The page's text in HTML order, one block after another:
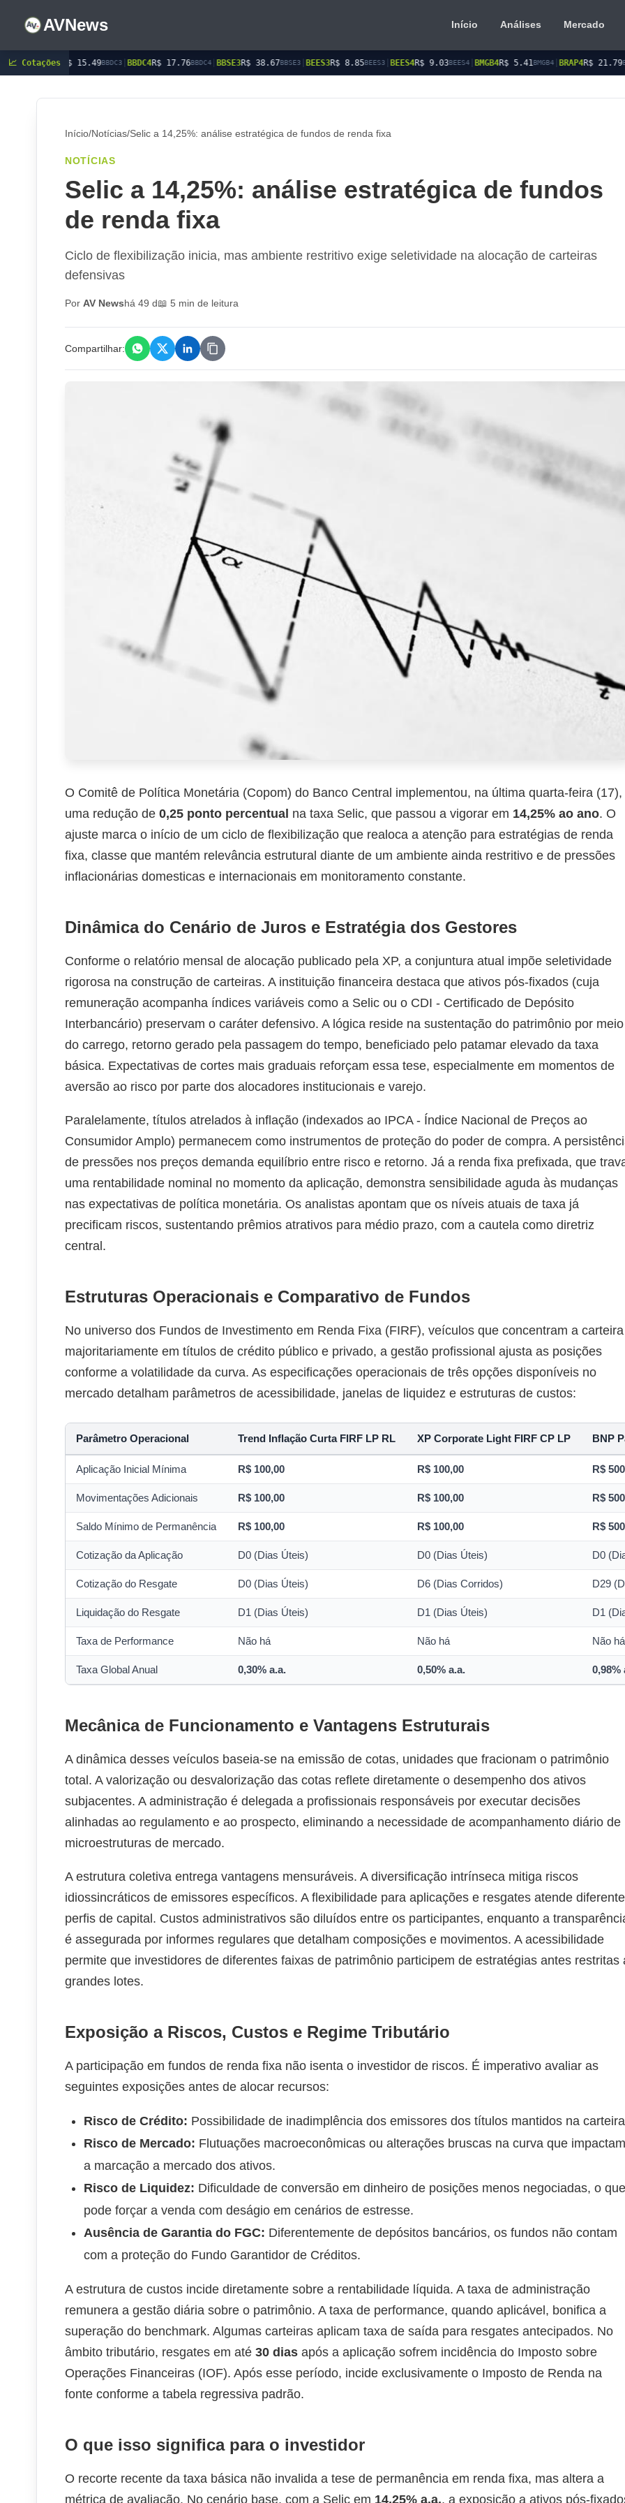
AVNews Início Análises Mercado
📈 Cotações
15.49BBDC3| BBDC4 R$ 17.76 BBDC4|BBSE3 R$ 38.67 BBSE3|BEES3R$ 8.85BEES3|BEES4R$ 9.03BEES4|BMGB4R$ 5.41BMGB4|BRAP4 R$ 21.79 BRAP4|BRSR3 R$
Início/Notícias/Selic a 14,25%: análise estratégica de fundos de renda fixa
NOTÍCIAS
Selic a 14,25%: análise estratégica de fundos
de renda fixa
Ciclo de flexibilização inicia, mas ambiente restritivo exige seletividade na alocação de carteiras
defensivas
Por AV Newshá 49 d📖 5 min de leitura
Compartilhar:
O Comitê de Política Monetária (Copom) do Banco Central implementou, na última quarta-feira (17),
uma redução de 0,25 ponto percentual na taxa Selic, que passou a vigorar em 14,25% ao ano. O
ajuste marca o início de um ciclo de flexibilização que realoca a atenção para estratégias de renda
fixa, classe que mantém relevância estrutural diante de um ambiente ainda restritivo e de pressões
inflacionárias domesticas e internacionais em monitoramento constante.
Dinâmica do Cenário de Juros e Estratégia dos Gestores
Conforme o relatório mensal de alocação publicado pela XP, a conjuntura atual impõe seletividade
rigorosa na construção de carteiras. A instituição financeira destaca que ativos pós-fixados (cuja
remuneração acompanha índices variáveis como a Selic ou o CDI - Certificado de Depósito
Interbancário) preservam o caráter defensivo. A lógica reside na sustentação do patrimônio por meio
do carrego, retorno gerado pela passagem do tempo, beneficiado pelo patamar elevado da taxa
básica. Expectativas de cortes mais graduais reforçam essa tese, especialmente em momentos de
aversão ao risco por parte dos alocadores institucionais e varejo.
Paralelamente, títulos atrelados à inflação (indexados ao IPCA - Índice Nacional de Preços ao
Consumidor Amplo) permanecem como instrumentos de proteção do poder de compra. A
de pressões nos preços demanda equilíbrio entre risco e retorno. Já a renda fixa prefixada, que
uma rentabilidade nominal no momento da aplicação, demonstra sensibilidade aguda às mudanças
nas expectativas de política monetária. Os analistas apontam que os níveis atuais de taxa já
precificam riscos, sustentando prêmios atrativos para médio prazo, com a cautela como diretriz
central.
Estruturas Operacionais e Comparativo de Fundos
No universo dos Fundos de Investimento em Renda Fixa (FIRF), veículos que concentram a carteira
majoritariamente em títulos de crédito público e privado, a gestão profissional ajusta as posições
conforme a volatilidade da curva. As especificações operacionais de três opções disponíveis no
mercado detalham parâmetros de acessibilidade, janelas de liquidez e estruturas de custos:
Parâmetro Operacional Trend Inflação Curta FIRF LP RL XP Corporate Light FIRF CP LP BNP
Aplicação Inicial Mínima R$ 100,00 R$ 100,00 R$
Movimentações Adicionais R$ 100,00 R$ 100,00 R$
Saldo Mínimo de Permanência R$ 100,00 R$ 100,00 R$
Cotização da Aplicação D0 (Dias Úteis) D0 (Dias Úteis) D0
Cotização do Resgate D0 (Dias Úteis) D6 (Dias Corridos) D29
Liquidação do Resgate D1 (Dias Úteis) D1 (Dias Úteis) D1
Taxa de Performance Não há Não há Não há
Taxa Global Anual 0,30% a.a. 0,50% a.a. 0,98%
Mecânica de Funcionamento e Vantagens Estruturais
A dinâmica desses veículos baseia-se na emissão de cotas, unidades que fracionam o patrimônio
total. A valorização ou desvalorização das cotas reflete diretamente o desempenho dos ativos
subjacentes. A administração é delegada a profissionais responsáveis por executar decisões
alinhadas ao regulamento e ao prospecto, eliminando a necessidade de acompanhamento diário de
microestruturas de mercado.
A estrutura coletiva entrega vantagens mensuráveis. A diversificação intrínseca mitiga riscos
idiossincráticos de emissores específicos. A flexibilidade para aplicações e resgates atende
perfis de capital. Custos administrativos são diluídos entre os participantes, enquanto a
é assegurada por informes regulares que detalham composições e movimentos. A acessibilidade
permite que investidores de diferentes faixas de patrimônio participem de estratégias antes restritas
grandes lotes.
Exposição a Riscos, Custos e Regime Tributário
A participação em fundos de renda fixa não isenta o investidor de riscos. É imperativo avaliar as
seguintes exposições antes de alocar recursos:
Risco de Crédito: Possibilidade de inadimplência dos emissores dos títulos mantidos na
Risco de Mercado: Flutuações macroeconômicas ou alterações bruscas na curva que impactam
a marcação a mercado dos ativos.
Risco de Liquidez: Dificuldade de conversão em dinheiro de posições menos negociadas, o que
pode forçar a venda com deságio em cenários de estresse.
Ausência de Garantia do FGC: Diferentemente de depósitos bancários, os fundos não contam
com a proteção do Fundo Garantidor de Créditos.
A estrutura de custos incide diretamente sobre a rentabilidade líquida. A taxa de administração
remunera a gestão diária sobre o patrimônio. A taxa de performance, quando aplicável, bonifica a
superação do benchmark. Algumas carteiras aplicam taxa de saída para resgates antecipados. No
âmbito tributário, resgates em até 30 dias após a aplicação sofrem incidência do Imposto sobre
Operações Financeiras (IOF). Após esse período, incide exclusivamente o Imposto de Renda na
fonte conforme a tabela regressiva padrão.
O que isso significa para o investidor
O recorte recente da taxa básica não invalida a tese de permanência em renda fixa, mas altera a
métrica de avaliação. No cenário base, com a Selic em 14,25% a.a., a exposição a ativos pós-